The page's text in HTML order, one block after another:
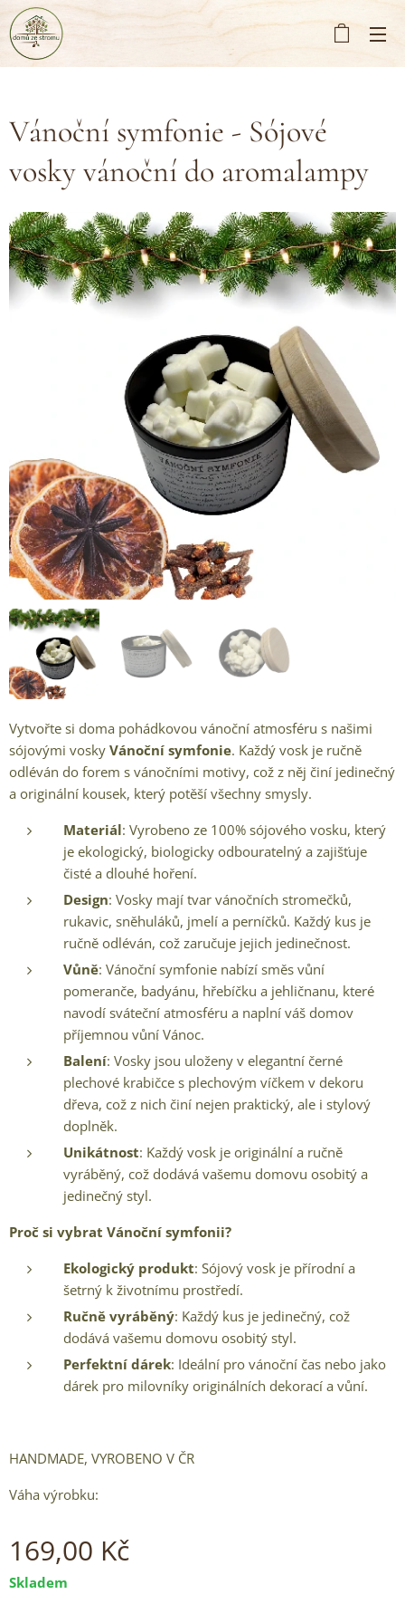
Vánoční symfonie - Sójové
vosky vánoční do aromalampy
Vytvořte si doma pohádkovou vánoční atmosféru s našimi
sójovými vosky Vánoční symfonie. Každý vosk je ručně
odléván do forem s vánočními motivy, což z něj činí jedinečný
a originální kousek, který potěší všechny smysly.
Materiál: Vyrobeno ze 100% sójového vosku, který
je ekologický, biologicky odbouratelný a zajišťuje
čisté a dlouhé hoření.
Design: Vosky mají tvar vánočních stromečků,
rukavic, sněhuláků, jmelí a perníčků. Každý kus je
ručně odléván, což zaručuje jejich jedinečnost.
Vůně: Vánoční symfonie nabízí směs vůní
pomeranče, badyánu, hřebíčku a jehličnanu, které
navodí sváteční atmosféru a naplní váš domov
příjemnou vůní Vánoc.
Balení: Vosky jsou uloženy v elegantní černé
plechové krabičce s plechovým víčkem v dekoru
dřeva, což z nich činí nejen praktický, ale i stylový
doplněk.
Unikátnost: Každý vosk je originální a ručně
vyráběný, což dodává vašemu domovu osobitý a
jedinečný styl.
Proč si vybrat Vánoční symfonii?
Ekologický produkt: Sójový vosk je přírodní a
šetrný k životnímu prostředí.
Ručně vyráběný: Každý kus je jedinečný, což
dodává vašemu domovu osobitý styl.
Perfektní dárek: Ideální pro vánoční čas nebo jako
dárek pro milovníky originálních dekorací a vůní.
HANDMADE, VYROBENO V ČR
Váha výrobku:
169,00 Kč
Skladem